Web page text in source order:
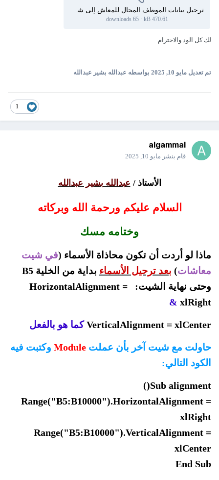
ترحيل بيانات الموظف المحال للمعاش إلى شيت آخر وحذفه من قاعدة البيانات 7.xlsb
470.61 kB
·
65 downloads
لك كل الود والاحترام
تم تعديل مايو 10, 2025 بواسطه عبدالله بشير عبدالله
algammal
قام بنشر مايو 10, 2025
الأستاذ / عبدالله بشير عبدالله
السلام عليكم ورحمة الله وبركاته
وختامه مسك
ماذا لو أردت أن تكون محاذاة الأسماء (في شيت
معاشات) بعد ترحيل الأسماء
بداية من الخلية B5
وحتى نهاية الشيت: HorizontalAlignment =
xlRight
&
VerticalAlignment = xlCenter كما هو بالفعل
حاولت مع شيت آخر بأن عملت Module وكتبت فيه
الكود التالي:
Sub alignment()
Range("B5:B10000").HorizontalAlignment =
xlRight
Range("B5:B10000").VerticalAlignment =
xlCenter
End Sub